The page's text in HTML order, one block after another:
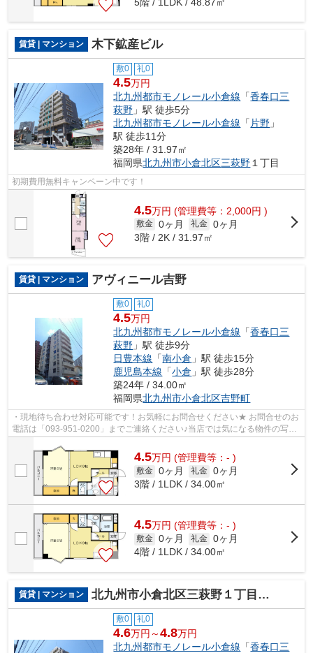
賃貸 | マンション 木下鉱産ビル
敷0 礼0
4.5万円
北九州都市モノレール小倉線 「香春口三
萩野 」駅 徒歩5分
北九州都市モノレール小倉線 「 片野 」
駅 徒歩11分
築28年 / 31.97㎡
福岡県北九州市小倉北区三萩野 １丁目
初期費用無料キャンペーン中です！
4.5万円 (管理費等：2,000円 )
敷金 0ヶ月 礼金 0ヶ月
3階 / 2K / 31.97㎡
賃貸 | マンション アヴィニール吉野
敷0 礼0
4.5万円
北九州都市モノレール小倉線 「香春口三
萩野 」駅 徒歩9分
日豊本線 「南小倉 」駅 徒歩15分
鹿児島本線 「小倉 」駅 徒歩28分
築24年 / 34.00㎡
福岡県北九州市小倉北区吉野町
・現地待ち合わせ対応可能です！お気軽にお問合せください★ お問合せのお
電話は「093-951-0200」までご連絡ください♪当店では気になる物件の写真
や動画のリクエスト大歓迎です＾＾
4.5万円 (管理費等：- )
敷金 0ヶ月 礼金 0ヶ月
3階 / 1LDK / 34.00㎡
4.5万円 (管理費等：- )
敷金 0ヶ月 礼金 0ヶ月
4階 / 1LDK / 34.00㎡
賃貸 | マンション 北九州市小倉北区三萩野１丁目のマンション
敷0 礼0
4.6万円～4.8万円
北九州都市モノレール小倉線 「香春口三